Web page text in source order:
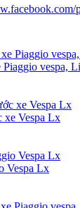
Piaggio vespa,
xe Vespa Lx
Vespa Lx